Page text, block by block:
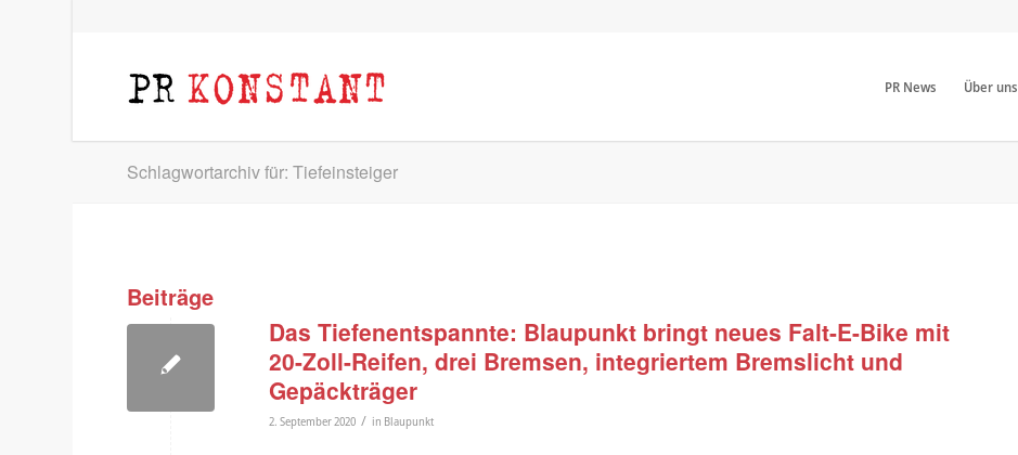
PR News Über uns
Schlagwortarchiv für: Tiefeinsteiger
Beiträge
Das Tiefenentspannte: Blaupunkt bringt neues Falt-E-Bike mit
20-Zoll-Reifen, drei Bremsen, integriertem Bremslicht und
Gepäckträger
2. September 2020 / in Blaupunkt